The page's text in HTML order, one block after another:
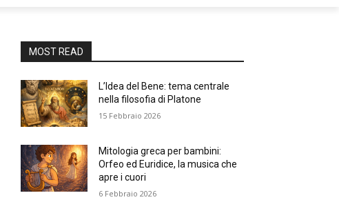
MOST READ
L’Idea del Bene: tema centrale
nella filosofia di Platone
15 Febbraio 2026
Mitologia greca per bambini:
Orfeo ed Euridice, la musica che
apre i cuori
6 Febbraio 2026